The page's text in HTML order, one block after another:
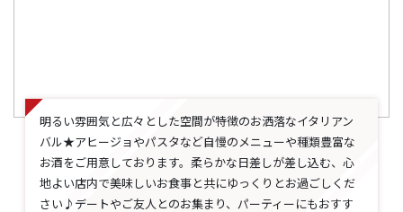
明るい雰囲気と広々とした空間が特徴のお洒落なイタリアン
バル★アヒージョやパスタなど自慢のメニューや種類豊富な
お酒をご用意しております。柔らかな日差しが差し込む、心
地よい店内で美味しいお食事と共にゆっくりとお過ごしくだ
さい♪デートやご友人とのお集まり、パーティーにもおすす